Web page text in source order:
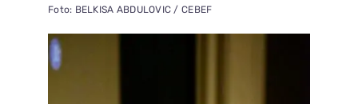
Foto: BELKISA ABDULOVIC / CEBEF